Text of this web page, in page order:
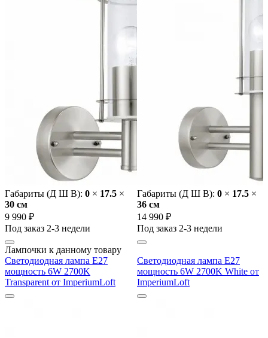
Габариты (Д Ш В): 0 × 17.5 ×
30 cм
9 990 ₽
Под заказ 2-3 недели
Габариты (Д Ш В): 0 × 17.5 ×
36 cм
14 990 ₽
Под заказ 2-3 недели
Лампочки к данному товару
Светодиодная лампа E27
мощность 6W 2700K
Transparent от ImperiumLoft
Светодиодная лампа E27
мощность 6W 2700K White от
ImperiumLoft